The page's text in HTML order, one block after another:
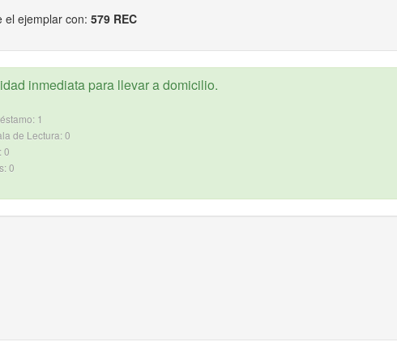
el ejemplar con: 579 REC
inmediata para llevar a domicilio.
1
de Lectura: 0
0
0